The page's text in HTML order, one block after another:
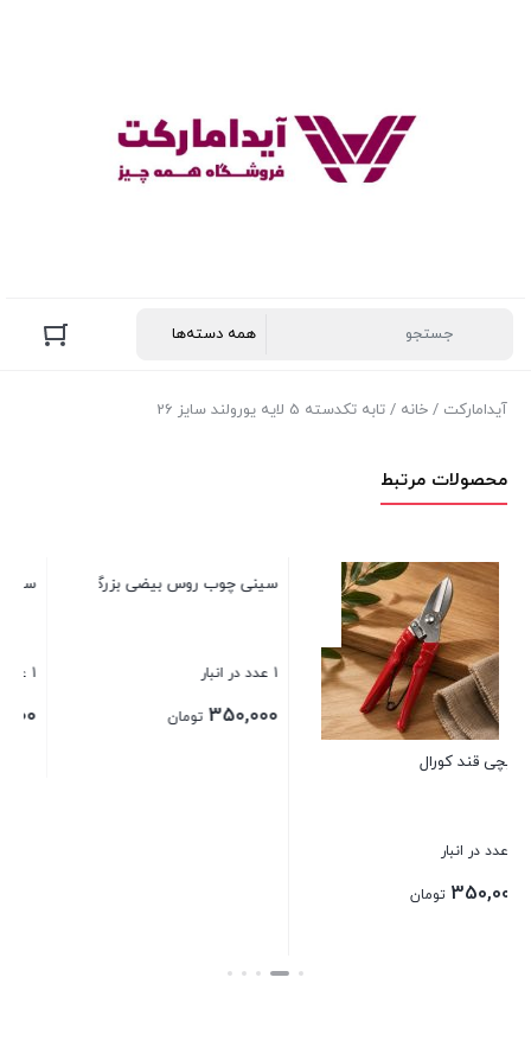
آیدامارکت / خانه / تابه تکدسته 5 لایه یورولند سایز 26
محصولات مرتبط
سینی چوب روس بیضی بزرگ
1 عدد در انبار
350,000
سفره پاکن SRP
1 عدد در انبار
20,000 تومان